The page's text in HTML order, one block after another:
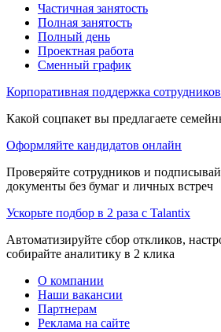
Частичная занятость
Полная занятость
Полный день
Проектная работа
Сменный график
Корпоративная поддержка сотрудников
Какой соцпакет вы предлагаете
Оформляйте кандидатов онлайн
Проверяйте сотрудников и
документы без бумаг и личных встреч
Ускорьте подбор в 2 раза с Talantix
Автоматизируйте сбор откликов,
собирайте аналитику в 2 клика
О компании
Наши вакансии
Партнерам
Реклама на сайте